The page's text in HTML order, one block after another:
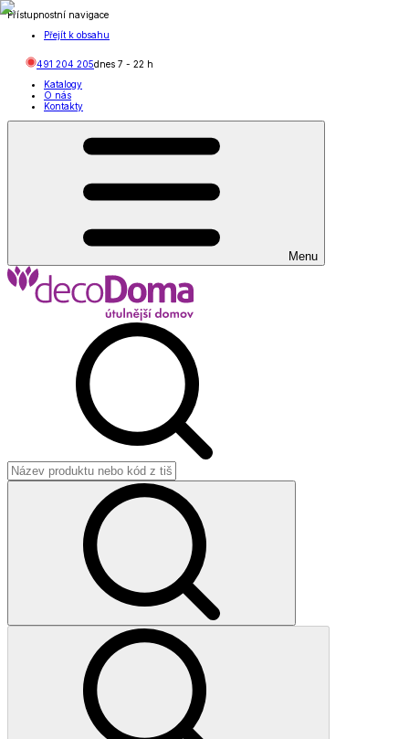
Přístupnostní navigace
Přejít k obsahu
491 204 205dnes 7 - 22 h
Katalogy
O nás
Kontakty
Menu